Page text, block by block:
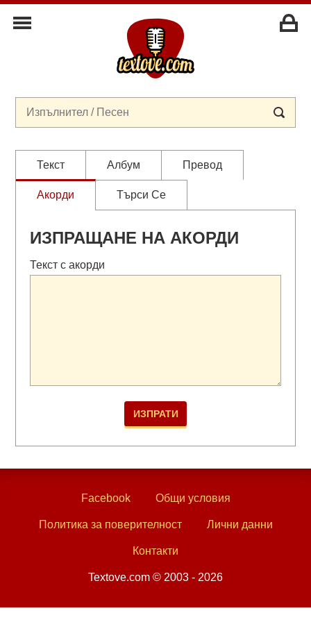
Текст Албум Превод
Акорди Търси Се
ИЗПРАЩАНЕ НА АКОРДИ
Текст с акорди
Facebook Общи условия
Политика за поверителност Лични данни
Контакти
Textove.com © 2003 - 2026